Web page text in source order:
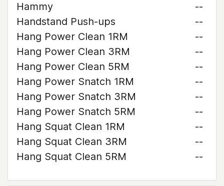
Hammy
--
Handstand Push-ups
--
Hang Power Clean 1RM
--
Hang Power Clean 3RM
--
Hang Power Clean 5RM
--
Hang Power Snatch 1RM
--
Hang Power Snatch 3RM
--
Hang Power Snatch 5RM
--
Hang Squat Clean 1RM
--
Hang Squat Clean 3RM
--
Hang Squat Clean 5RM
--